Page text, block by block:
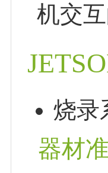
机交
烧录
器材